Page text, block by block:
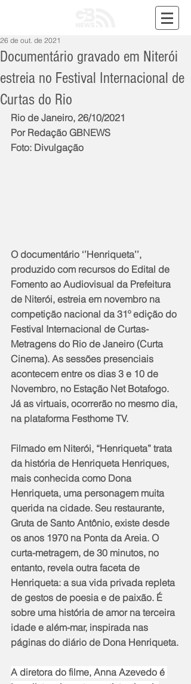
Documentário gravado em Niterói
estreia no Festival Internacional de
Curtas do Rio
26 de out. de 2021
Rio de Janeiro, 26/10/2021
Por Redação GBNEWS
Foto: Divulgação
O documentário ‘’Henriqueta’’,
produzido com recursos do Edital de
Fomento ao Audiovisual da Prefeitura
de Niterói, estreia em novembro na
competição nacional da 31º edição do
Festival Internacional de Curtas-
Metragens do Rio de Janeiro (Curta
Cinema). As sessões presenciais
acontecem entre os dias 3 e 10 de
Novembro, no Estação Net Botafogo.
Já as virtuais, ocorrerão no mesmo dia,
na plataforma Festhome TV.
Filmado em Niterói, “Henriqueta” trata
da história de Henriqueta Henriques,
mais conhecida como Dona
Henriqueta, uma personagem muita
querida na cidade. Seu restaurante,
Gruta de Santo Antônio, existe desde
os anos 1970 na Ponta da Areia. O
curta-metragem, de 30 minutos, no
entanto, revela outra faceta de
Henriqueta: a sua vida privada repleta
de gestos de poesia e de paixão. É
sobre uma história de amor na terceira
idade e além-mar, inspirada nas
páginas do diário de Dona Henriqueta.
A diretora do filme, Anna Azevedo é